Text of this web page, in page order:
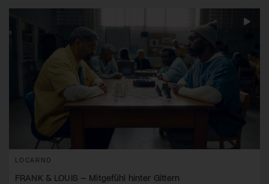
LOCARNO
FRANK & LOUIS – Mitgefühl hinter Gittern